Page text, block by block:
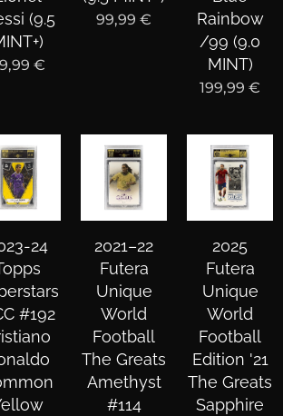
(9.5
€
99,99 €
Rainbow
/99 (9.0
MINT)
199,99 €
24
#192
2021–22
Futera
Unique
World
Football
The Greats
Amethyst
#114
2025
Futera
Unique
World
Football
Edition '21
The Greats
Sapphire